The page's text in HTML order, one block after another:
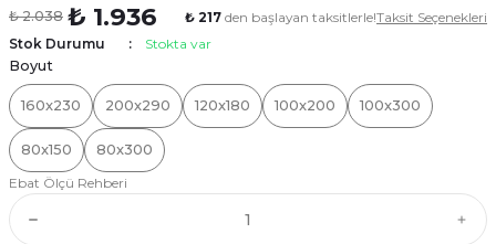
₺ 2.038 ₺ 1.936 ₺ 217 den başlayan taksitlerle!Taksit Seçenekleri
Stok Durumu
Stokta var
Boyut
160x230 200x290 120x180 100x200 100x300
80x150
80x300
Ebat Ölçü Rehberi